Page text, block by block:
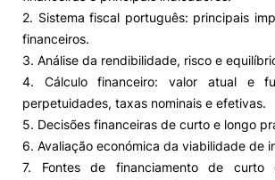
2. Sistema fiscal português: principais
financeiros.
3. Análise da rendibilidade, risco e
4. Cálculo financeiro: valor atual e
perpetuidades, taxas nominais e efetivas.
5. Decisões financeiras de curto e longo
6. Avaliação económica da viabilidade de
7. Fontes de financiamento de curto